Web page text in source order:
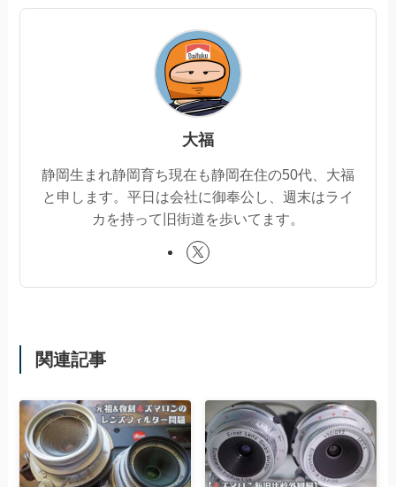
大福
静岡生まれ静岡育ち現在も静岡在住の50代、大福
と申します。平日は会社に御奉公し、週末はライ
カを持って旧街道を歩いてます。
関連記事